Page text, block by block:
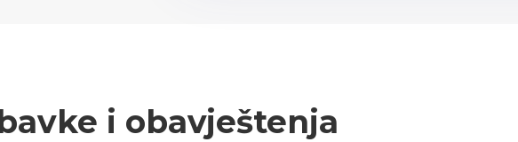
i obavještenja